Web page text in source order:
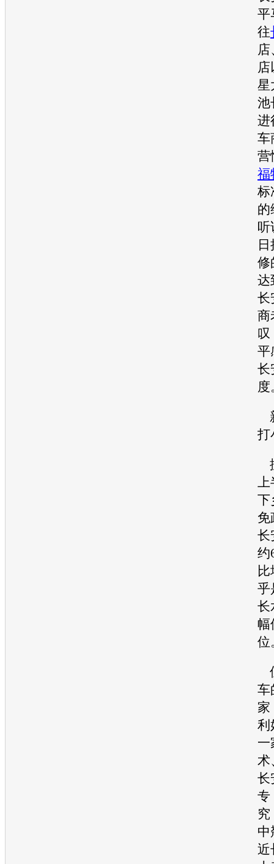
平
往
星
池
进
车
营
福
标
的
听
修
达
长
商
叹
平
长
度
打
下
免
长
约
乎
长
幅
位
车
家
利
一
术
长
专
究
中
近